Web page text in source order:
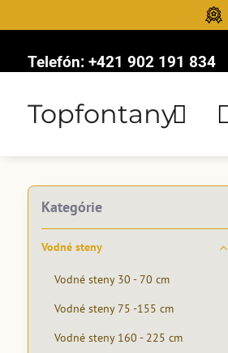
Telefón: +421 902 191 834
Topfontany
Kategórie
Vodné steny
Vodné steny 30 - 70 cm
Vodné steny 75 -155 cm
Vodné steny 160 - 225 cm